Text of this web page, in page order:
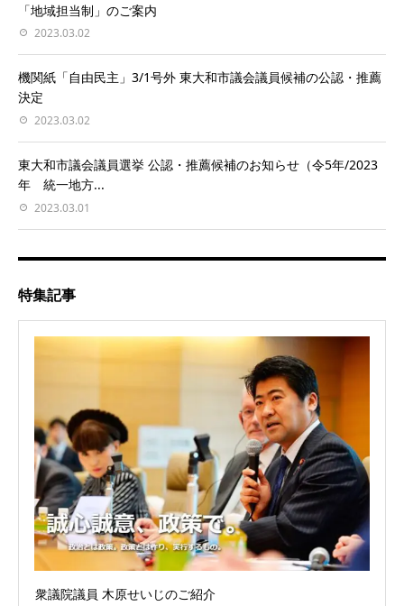
「地域担当制」のご案内
2023.03.02
機関紙「自由民主」3/1号外 東大和市議会議員候補の公認・推薦
決定
2023.03.02
東大和市議会議員選挙 公認・推薦候補のお知らせ（令5年/2023
年 統一地方...
2023.03.01
特集記事
衆議院議員 木原せいじのご紹介